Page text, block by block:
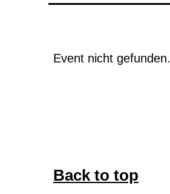
Event nicht gefunden.
Back to top